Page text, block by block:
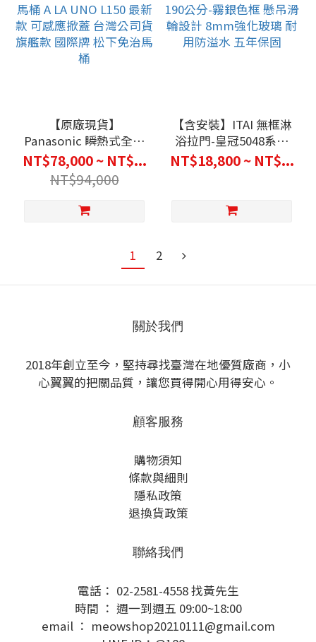
【原廠現貨】
Panasonic 瞬熱式全自
動馬桶 A LA UNO L150
最新款 可感應掀蓋 台灣
公司貨 旗艦款 國際牌
松下免治馬桶
NT$78,000 ~ NT$...
NT$94,000
【含安裝】ITAI 無框淋
浴拉門-皇冠5048系列
高度190公分-霧銀色框
懸吊滑輪設計 8mm強
保固
NT$18,800 ~ NT$...
1 2
關於我們
2018年創立至今，堅持尋找臺灣在地優質廠商，小
心翼翼的把關品質，讓您買得開心用得安心。
顧客服務
購物須知
條款與細則
隱私政策
退換貨政策
聯絡我們
電話： 02-2581-4558 找黃先生
時間 ： 週一到週五 09:00~18:00
email ： meowshop20210111@gmail.com